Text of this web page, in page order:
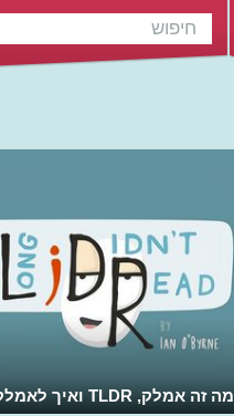
מה זה אמלק, TLDR ואיך לאמלק בעצם?